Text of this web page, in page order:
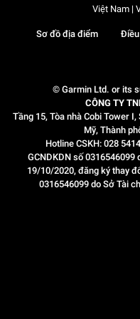
© Garmin Ltd. or its
CÔNG TY
Tầng 15, Tòa nhà Cobi Tower
Mỹ, Thành
Hotline CSKH: 028
GCNDKDN số 0316546099
19/10/2020, đăng ký thay
0316546099 do Sở Tài
Sơ đồ địa điểm Điều
Việt Nam |